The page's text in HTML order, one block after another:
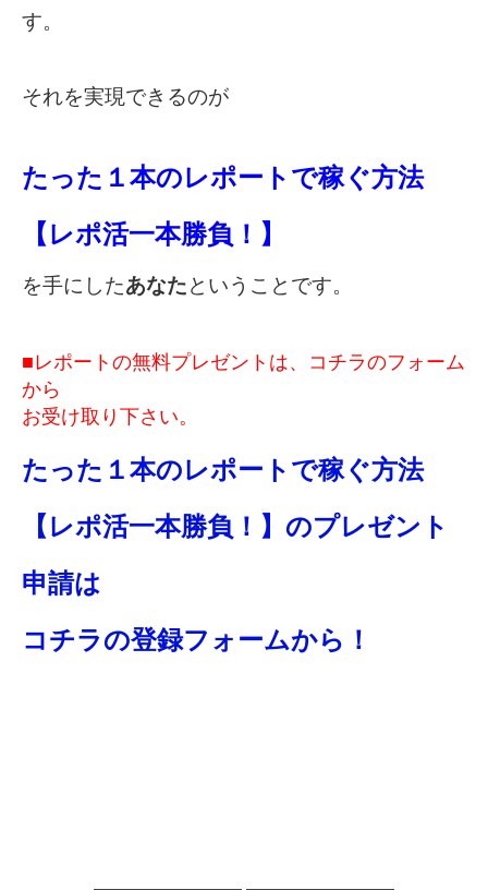
す。
それを実現できるのが
たった１本のレポートで稼ぐ方法
【レポ活一本勝負！ 】
を手にしたあなたということです。
■レポートの無料プレゼントは、コチラのフォーム
から
お受け取り下さい。
たった１本のレポートで稼ぐ方法
【レポ活一本勝負！】のプレゼント
申請は
コチラの登録フォームから！